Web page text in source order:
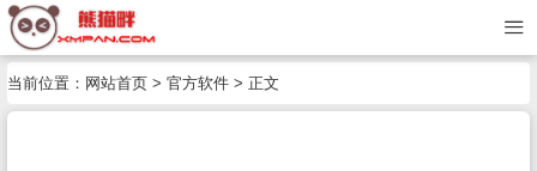
当前位置： 网站首页 > 官方软件 > 正文